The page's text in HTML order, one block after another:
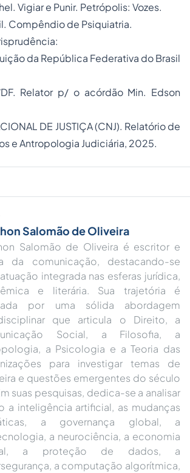
Vigiar e Punir. Petrópolis: Vozes.
Compêndio de Psiquiatria.
da República Federativa do Brasil
Relator p/ o acórdão Min. Edson
DE JUSTIÇA (CNJ). Relatório de
e Antropologia Judiciária, 2025.
Salomão de Oliveira
Salomão de Oliveira é escritor e
da comunicação, destacando-se
integrada nas esferas jurídica,
e literária. Sua trajetória é
por uma sólida abordagem
que articula o Direito, a
Social, a Filosofia, a
a Psicologia e a Teoria das
para investigar temas de
e questões emergentes do século
suas pesquisas, dedica-se a analisar
a inteligência artificial, as mudanças
a governança global, a
a neurociência, a economia
a proteção de dados, a
a computação algorítmica,